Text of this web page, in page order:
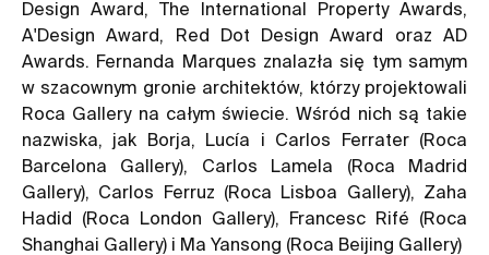
Design Award, The International Property Awards,
A'Design Award, Red Dot Design Award oraz AD
Awards. Fernanda Marques znalazła się tym samym
w szacownym gronie architektów, którzy projektowali
Roca Gallery na całym świecie. Wśród nich są takie
nazwiska, jak Borja, Lucía i Carlos Ferrater (Roca
Barcelona Gallery), Carlos Lamela (Roca Madrid
Gallery), Carlos Ferruz (Roca Lisboa Gallery), Zaha
Hadid (Roca London Gallery), Francesc Rifé (Roca
Shanghai Gallery) i Ma Yansong (Roca Beijing Gallery)